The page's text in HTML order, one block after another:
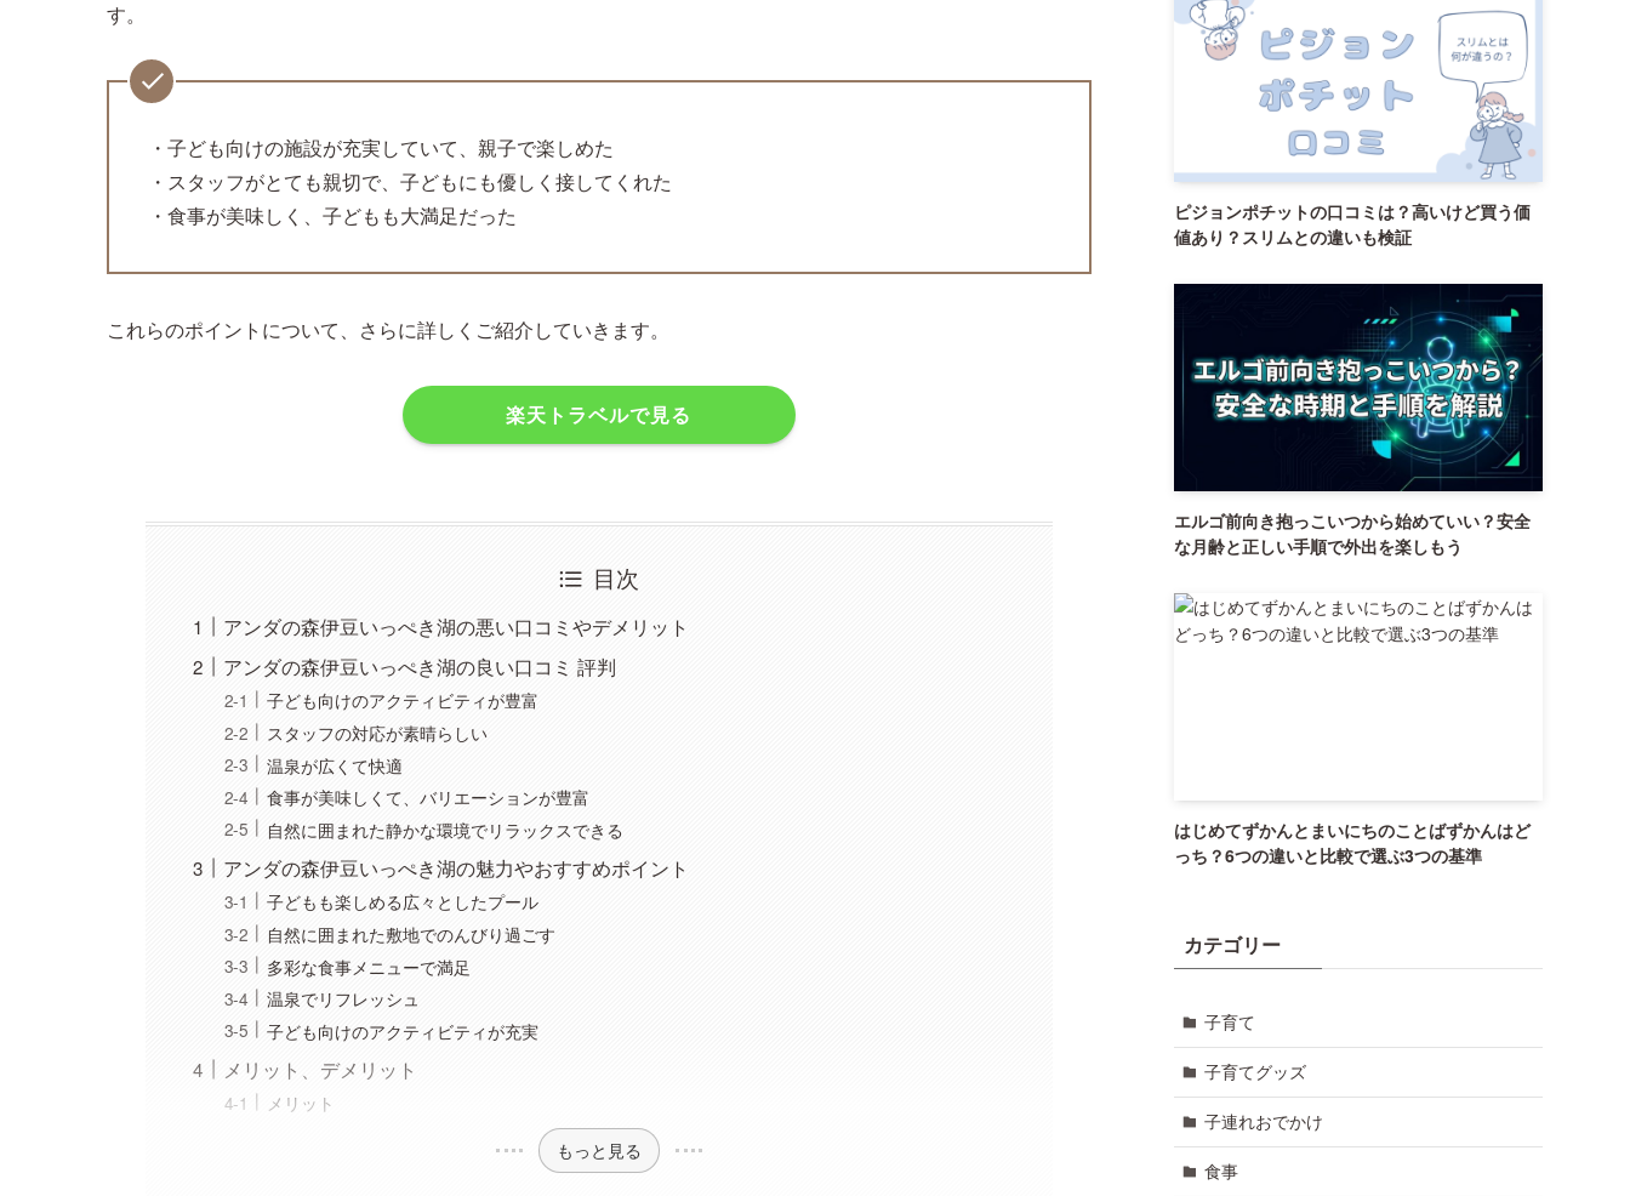
す。
・子ども向けの施設が充実していて、親子で楽しめた
・スタッフがとても親切で、子どもにも優しく接してくれた
・食事が美味しく、子どもも大満足だった
これらのポイントについて、さらに詳しくご紹介していきます。
楽天トラベルで見る
目次
アンダの森伊豆いっぺき湖の悪い口コミやデメリット
アンダの森伊豆いっぺき湖の良い口コミ 評判
子ども向けのアクティビティが豊富
スタッフの対応が素晴らしい
温泉が広くて快適
食事が美味しくて、バリエーションが豊富
自然に囲まれた静かな環境でリラックスできる
アンダの森伊豆いっぺき湖の魅力やおすすめポイント
子どもも楽しめる広々としたプール
自然に囲まれた敷地でのんびり過ごす
多彩な食事メニューで満足
温泉でリフレッシュ
子ども向けのアクティビティが充実
メリット、デメリット
メリット
もっと見る
ピジョンポチットの口コミは？高いけど買う価
値あり？スリムとの違いも検証
エルゴ前向き抱っこいつから始めていい？安全
な月齢と正しい手順で外出を楽しもう
はじめてずかんとまいにちのことばずかんはど
っち？6つの違いと比較で選ぶ3つの基準
カテゴリー
子育て
子育てグッズ
子連れおでかけ
食事